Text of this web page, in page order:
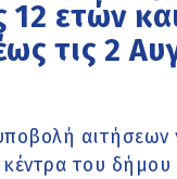
ετών
τις 2
αιτήσεων
του